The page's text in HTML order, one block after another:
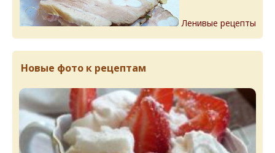
Ленивые рецепты
Новые фото к рецептам